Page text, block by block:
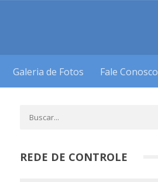
Galeria de Fotos Fale Conosco
REDE DE CONTROLE